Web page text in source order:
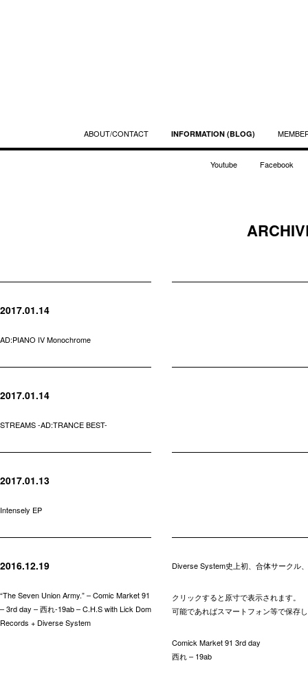
ABOUT/CONTACT INFORMATION (BLOG)
Youtube Facebook
2017.01.14
AD:PIANO IV Monochrome
2017.01.14
STREAMS -AD:TRANCE BEST-
2017.01.13
Intensely EP
2016.12.19
“The Seven Union Army.” – Comic Market 91
– 3rd day – 西れ-19ab – C.H.S with Lick Dom
Records + Diverse System
Diverse System史上初、合体サークル
クリックすると原寸で表示されます。
可能であればスマートフォン等で保存
Comick Market 91 3rd day
西れ – 19ab